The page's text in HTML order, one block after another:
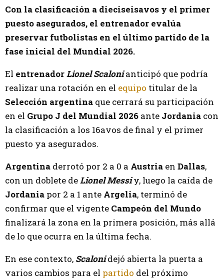
Con la clasificación a dieciseisavos y el primer
puesto asegurados, el entrenador evalúa
preservar futbolistas en el último partido de la
fase inicial del Mundial 2026.
El entrenadorLionel Scalonianticipó que podría
realizar una rotación en el equipo titular de la
Selección argentina que cerrará su participación
en el Grupo J del Mundial 2026 ante Jordania con
la clasificación a los 16avos de final y el primer
puesto ya asegurados.
Argentina derrotó por 2 a 0 a Austria en Dallas,
con un doblete deLionel Messiy, luego la caída de
Jordania por 2 a 1 ante Argelia, terminó de
confirmar que el vigente Campeón del Mundo
finalizará la zona en la primera posición, más allá
de lo que ocurra en la última fecha.
En ese contexto, Scalonidejó abierta la puerta a
varios cambios para el partido del próximo